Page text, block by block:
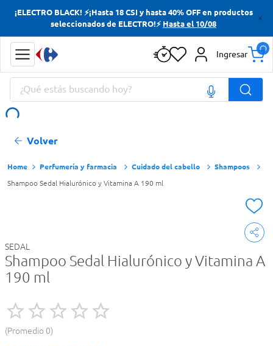
¡ELECTRO BLACK! ⚡¡Hasta 18 CSI y hasta 40% OFF en productos
seleccionados de ELECTRO!⚡ Hasta el 10/08
Ingresar
¿Qué estás buscando hoy?
Volver
Perfumería y farmacia Cuidado del cabello Shampoos
Shampoo Sedal Hialurónico y Vitamina A 190 ml
SEDAL
Shampoo Sedal Hialurónico y Vitamina A
190 ml
Promedio 0
Términos más buscados
Yerba
Cerveza
Doves
Términos más buscados
Yerba
Cerveza
Doves
Papas Fritas